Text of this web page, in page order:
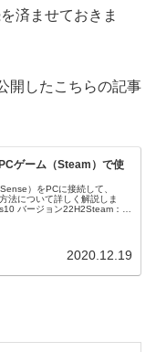
済ませておきま
開したこちらの記事
ゲーム（Steam）で使
）をPCに接続して、
法について詳しく解説しま
バージョン22H2Steam：
2020.12.19